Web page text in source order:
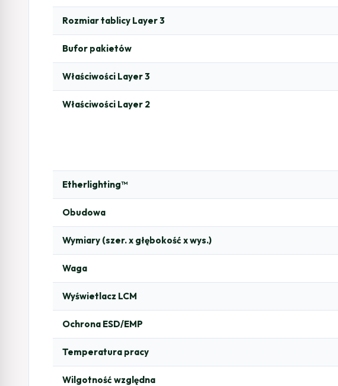
Rozmiar tablicy Layer 3
Bufor pakietów
Właściwości Layer 3
Właściwości Layer 2
Etherlighting™
Obudowa
Wymiary (szer. x głębokość x wys.)
Waga
Wyświetlacz LCM
Ochrona ESD/EMP
Temperatura pracy
Wilgotność względna